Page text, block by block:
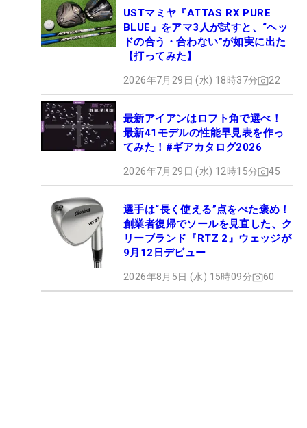
USTマミヤ『ATTAS RX PURE
BLUE』をアマ3人が試すと、“ヘッ
ドの合う・合わない”が如実に出た
【打ってみた】
2026年7月29日 (水) 18時37分 22
最新アイアンはロフト角で選べ！
最新41モデルの性能早見表を作っ
てみた！#ギアカタログ2026
2026年7月29日 (水) 12時15分 45
選手は“長く使える”点をべた褒め！
創業者復帰でソールを見直した、ク
リーブランド『RTZ 2』ウェッジが
9月12日デビュー
2026年8月5日 (水) 15時09分 60